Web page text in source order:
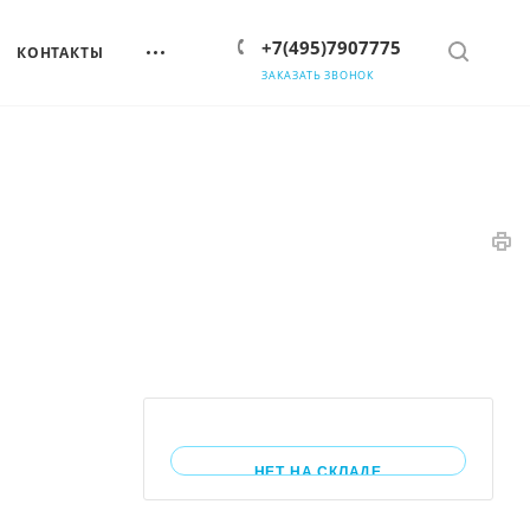
+7(495)7907775
ЗАКАЗАТЬ ЗВОНОК
КОНТАКТЫ
НЕТ НА СКЛАДЕ